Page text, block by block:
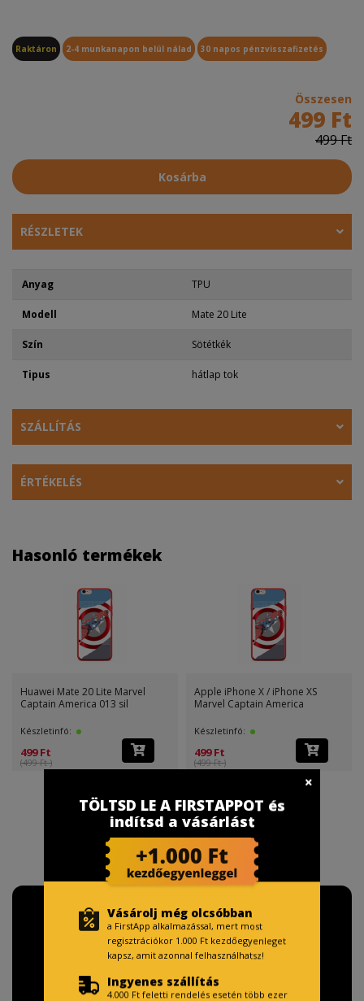
Raktáron 2-4 munkanapon belül nálad 30 napos pénzvisszafizetés
Összesen
499 Ft
499 Ft
Kosárba
RÉSZLETEK
Anyag TPU
Modell Mate 20 Lite
Szín Sötétkék
Tipus hátlap tok
SZÁLLÍTÁS
ÉRTÉKELÉS
Hasonló termékek
Huawei Mate 20 Lite Marvel
Captain America 013 sil
Készletinfó:
499 Ft
(499 Ft )
Apple iPhone X / iPhone XS
Marvel Captain America
Készletinfó:
499 Ft
(499 Ft )
TÖLTSD LE A FIRSTAPPOT és
indítsd a vásárlást
Vásárolj még olcsóbban
a FirstApp alkalmazással, mert most
regisztrációkor 1.000 Ft kezdőegyenleget
kapsz, amit azonnal felhasználhatsz!
Ingyenes szállítás
4.000 Ft feletti rendelés esetén több ezer